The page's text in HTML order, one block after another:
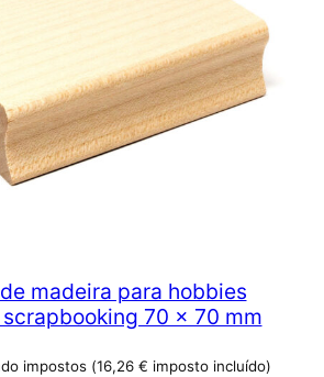
madeira para hobbies
70 x 70 mm
impostos (16,26 € imposto incluído)